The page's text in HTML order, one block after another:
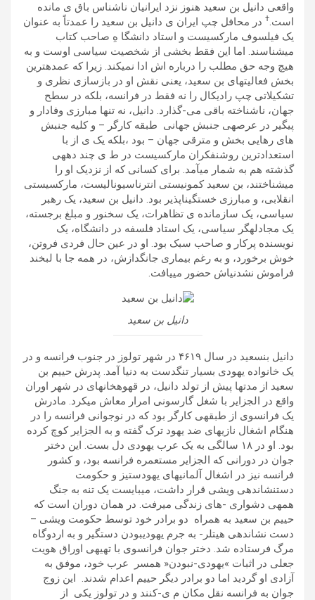
واقعی دانيل بن سعيد ھنوز نزد ايرانيان ناشناس باق ی مانده
است.† در محافل چپ ايران ی دانيل بن سعيد را عمدتاً به عنوان
يک فيلسوف مارکسيست و استاد دانشگا هِ صاحب کتاب
میشناسند. اما اين فقط بخشی از شخصيت سياسی اوست و به
ھيچ وجه حق مطلب را درباره اش ادا نمیکند. زيرا که عمدهترين
بخش فعاليتھای بن سعيد، يعنی نقش او در بازسازی نظری و
تشکيلاتی چپ راديکال را نه فقط در فرانسه، بلکه در سطح
جھان، ناشناخته باقی می-گذارد. دانيل، نه تنھا مبارزی وفادار و
پیگير در عرصهی جنبش جھانی طبقه کارگر – و کليه جنبش
ھای رھايی بخش و مترقی جھان – بود ،بلکه يک ی از با
استعدادترين روشنفکران مارکسيست در ط ی چند دھهی
گذشته ھم به شمار میآمد. برای کسانی که از نزديک او را
میشناختند، بن سعيد کمونيستی انترناسيوناليست، مارکسيستی
انقلابی، و مبارزی خستگیناپذير بود. دانيل بن سعيد، يک رھبر
سياسی، يک سازمانده ی تظاھرات، يک سخنور و مبلغ برجسته،
يک مجادلهگر سياسی، يک استاد فلسفه در دانشگاه، يک
نويسنده پرکار و صاحب سبک بود. او در عين حال فردی فروتن،
خوش برخورد، و به رغم بيماری جانگدازش، در ھمه جا با لبخند
فراموش نشدنیاش حضور میيافت.
دانیل بن سعید
دانيل بنسعيد در سال ۴۶١٩ در شھر تولوز در جنوب فرانسه و در
يک خانواده يھودی بسيار تنگدست به دنيا آمد. پدرش حييم بن
سعيد از مدتھا پيش از تولد دانيل، در قھوهخانهای در شھر اوران
واقع در الجزاير با شغل گارسونی امرار معاش میکرد. مادرش
يک فرانسوی از طبقهی کارگر بود که در نوجوانی فرانسه را در
ھنگام اشغال نازیھای ضد يھود ترک گفته و به الجزاير کوچ کرده
بود. او در ١٨ سالگی به يک عرب يھودی دل بست. اين دختر
جوان در دورانی که الجزاير مستعمره فرانسه بود، و کشور
فرانسه نيز در اشغال آلمانیھای يھودستيز و حکومت
دستنشاندهی ويشی قرار داشت، میبايست يک تنه به جنگ
ھمهی دشواری -ھای زندگی میرفت. در ھمان دوران است که
حييم بن سعيد به ھمراه دو برادر خود توسط حکومت ويشی –
دست نشاندهی ھيتلر- به جرم يھودیبودن دستگير و به اردوگاه
مرگ فرستاده شد. دختر جوان فرانسوی با تھيهی اوراق ھويت
جعلی در اثبات »يھودی-نبودن« ھمسر عرب خود، موفق به
آزادی او گرديد اما دو برادر ديگر حييم اعدام شدند. اين زوج
جوان به فرانسه نقل مکان م ی-کنند و در تولوز يکی از